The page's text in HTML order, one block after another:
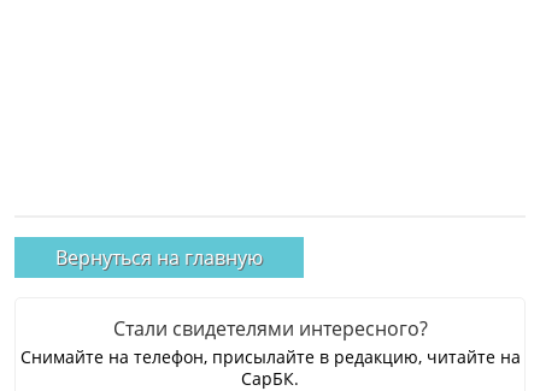
Вернуться на главную
Стали свидетелями интересного?
Снимайте на телефон, присылайте в редакцию, читайте на
СарБК.